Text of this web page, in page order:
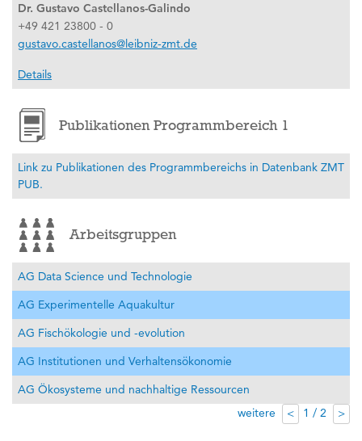
Dr. Gustavo Castellanos-Galindo
+49 421 23800 - 0
gustavo.castellanos@leibniz-zmt.de
Details
Publikationen Programmbereich 1
Link zu Publikationen des Programmbereichs in Datenbank ZMT
PUB.
Arbeitsgruppen
AG Data Science und Technologie
AG Experimentelle Aquakultur
AG Fischökologie und -evolution
AG Institutionen und Verhaltensökonomie
AG Ökosysteme und nachhaltige Ressourcen
weitere
< 1 / 2 >